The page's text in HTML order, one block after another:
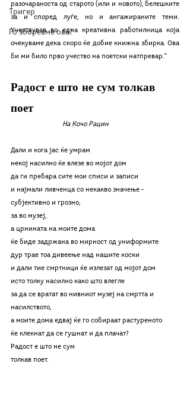
Тригер
Го зборевме ова?
разочараноста од старото (или и новото), белешките
за и според луѓе, но и ангажираните теми.
Учествував во една креативна работилница која
очекуваме дека скоро ќе добие книжна збирка. Ова
би ми било прво учество на поетски натпревар.“
Радост е што не сум толкав
поет
На Кочо Рацин
Дали и кога јас ќе умрам
некој насилно ќе влезе во мојот дом
да ги пребара сите мои списи и записи
и најмали ливченца со некакво значење -
субјективно и грозно,
за во музеј,
а црнината на моите дома
ќе биде задржана во мирност од униформите
дур трае тоа дивеење над нашите коски
и дали тие смртници ќе излезат од мојот дом
исто толку насилно како што влегле
за да се вратат во нивниот музеј на смртта и
насилството,
а моите дома едвај ќе го собираат растуреното
ќе клекнат да се гушнат и да плачат?
Радост е што не сум
толкав поет.